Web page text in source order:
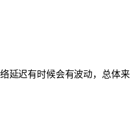
延迟有时候会有波动，总体来